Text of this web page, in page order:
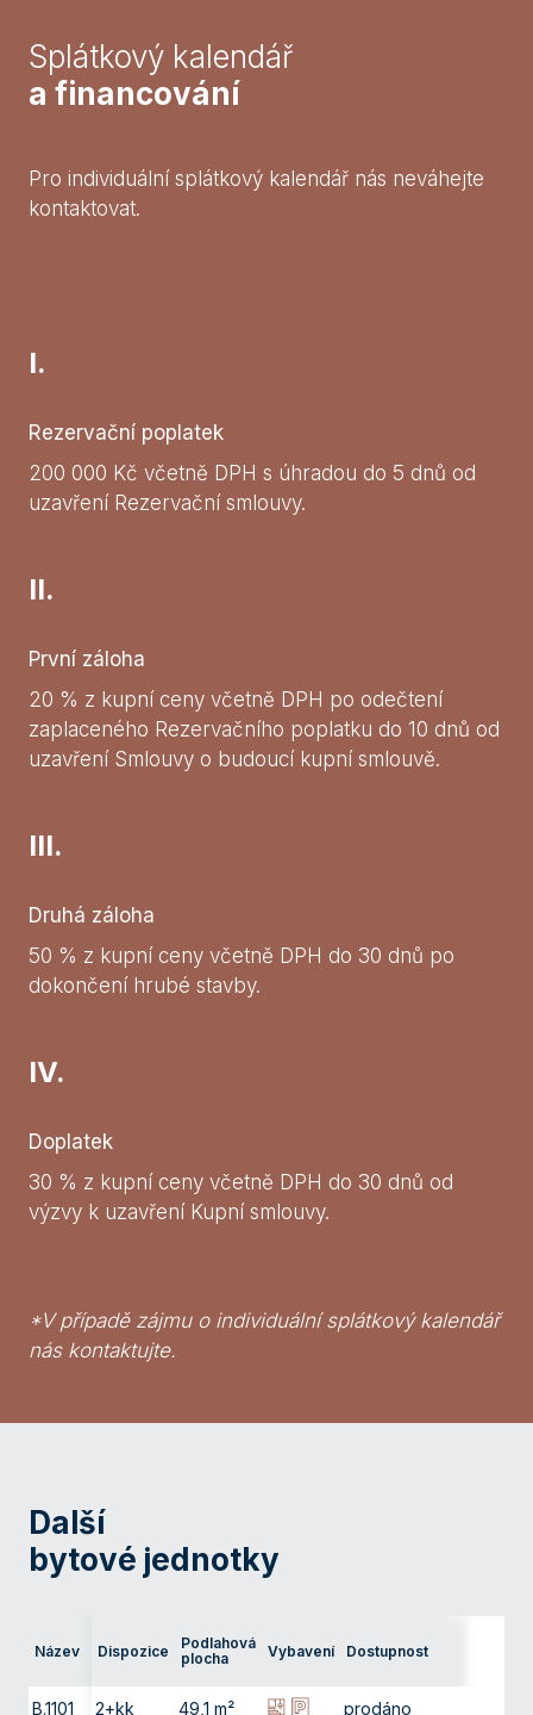
Splátkový kalendář
a financování
Pro individuální splátkový kalendář nás neváhejte
kontaktovat.
I.
Rezervační poplatek
200 000 Kč včetně DPH s úhradou do 5 dnů od
uzavření Rezervační smlouvy.
II.
První záloha
20 % z kupní ceny včetně DPH po odečtení
zaplaceného Rezervačního poplatku do 10 dnů od
uzavření Smlouvy o budoucí kupní smlouvě.
III.
Druhá záloha
50 % z kupní ceny včetně DPH do 30 dnů po
dokončení hrubé stavby.
IV.
Doplatek
30 % z kupní ceny včetně DPH do 30 dnů od
výzvy k uzavření Kupní smlouvy.
*V případě zájmu o individuální splátkový kalendář
nás kontaktujte.
Další
bytové jednotky
Název Dispozice
Podlahová
plocha
Vybavení Dostupnost
B.1101 2+kk 49,1 m² prodáno